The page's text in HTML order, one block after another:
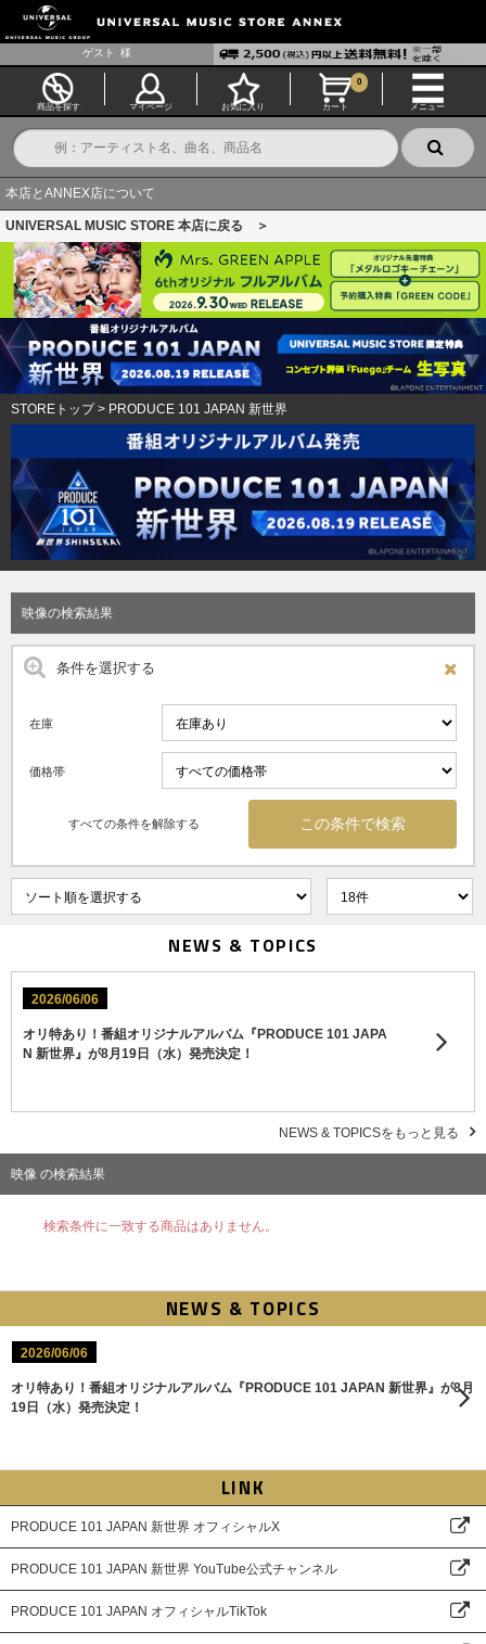
ゲスト 様
商品を探す マイページ お気に入り カート
0
メニュー
本店とANNEX店について
UNIVERSAL MUSIC STORE 本店に戻る ＞
STOREトップ> PRODUCE 101 JAPAN 新世界
映像の検索結果
条件を選択する
在庫
価格帯
すべての条件を解除する
NEWS & TOPICS
2026/06/06
オリ特あり！番組オリジナルアルバム『PRODUCE 101 JAPA
N 新世界』が8月19日（水）発売決定！
NEWS & TOPICSをもっと見る
映像 の検索結果
検索条件に一致する商品はありません。
NEWS & TOPICS
2026/06/06
オリ特あり！番組オリジナルアルバム『PRODUCE 101 JAPAN 新世界』が8月
19日（水）発売決定！
LINK
PRODUCE 101 JAPAN 新世界 オフィシャルX
PRODUCE 101 JAPAN 新世界 YouTube公式チャンネル
PRODUCE 101 JAPAN オフィシャルTikTok